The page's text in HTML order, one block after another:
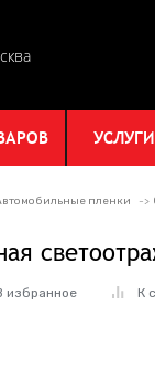
УСЛУГИ
пленки
избранное К